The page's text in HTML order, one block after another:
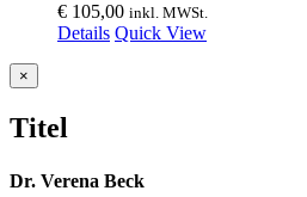
€ 105,00 inkl. MWSt.
Details Quick View
Close
product
view
×
Titel
Dr. Verena Beck